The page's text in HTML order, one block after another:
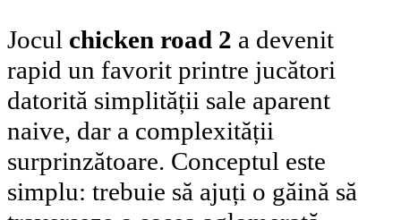
Jocul chicken road 2 a devenit
rapid un favorit printre jucători
datorită simplității sale aparent
naive, dar a complexității
surprinzătoare. Conceptul este
simplu: trebuie să ajuți o găină să